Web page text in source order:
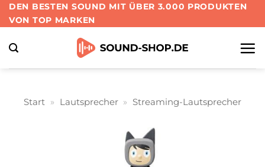
Zum
Inhalt
springen
DEN BESTEN SOUND MIT ÜBER 3.000 PRODUKTEN
VON TOP MARKEN
Start » Lautsprecher » Streaming-Lautsprecher